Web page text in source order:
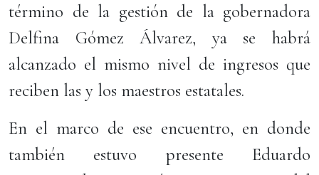
término de la gestión de la gobernadora
Delfina Gómez Álvarez, ya se habrá
alcanzado el mismo nivel de ingresos que
reciben las y los maestros estatales.
En el marco de ese encuentro, en donde
también estuvo presente Eduardo